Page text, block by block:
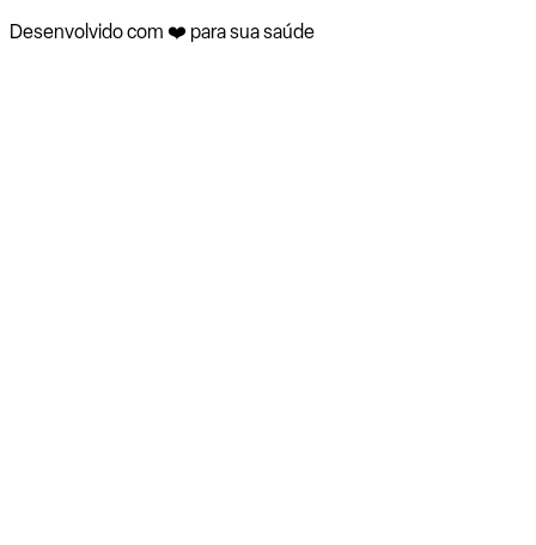
Desenvolvido com ❤️ para sua saúde